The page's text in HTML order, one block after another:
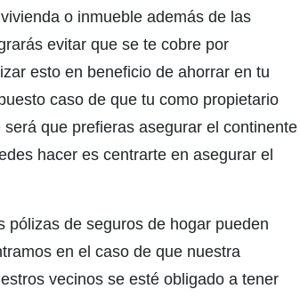
o inmueble además de las
evitar que se te cobre por
esto en beneficio de ahorrar en tu
caso de que tu como propietario
que prefieras asegurar el continente
hacer es centrarte en asegurar el
pólizas de seguros de hogar pueden
en el caso de que nuestra
vecinos se esté obligado a tener